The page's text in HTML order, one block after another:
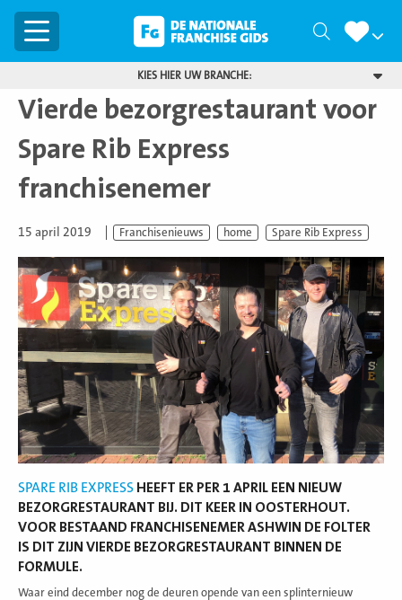
Menu Zoeken
KIES HIER UW BRANCHE:
Vierde bezorgrestaurant voor
Spare Rib Express
franchisenemer
15 april 2019 Franchisenieuws home Spare Rib Express
SPARE RIB EXPRESS HEEFT ER PER 1 APRIL EEN NIEUW
BEZORGRESTAURANT BIJ. DIT KEER IN OOSTERHOUT.
VOOR BESTAAND FRANCHISENEMER ASHWIN DE FOLTER
IS DIT ZIJN VIERDE BEZORGRESTAURANT BINNEN DE
FORMULE.
Waar eind december nog de deuren opende van een splinternieuw